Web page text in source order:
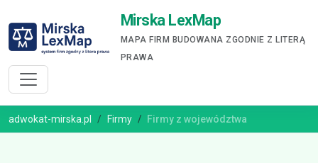
Mirska LexMap
MAPA FIRM BUDOWANA ZGODNIE Z LITERĄ
PRAWA
adwokat-mirska.pl Firmy Firmy z województwa